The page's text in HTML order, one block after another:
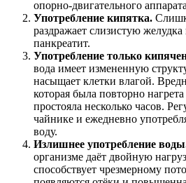
опорно-двигательного
Употребление кипятка.
раздражает слизистую желудка
панкреатит.
Употребление только
вода имеет измененную
насыщает клетки влагой.
которая была повторно
простояла несколько часов.
чайнике и ежедневно
воду.
Излишнее употребление
организме даёт двойную
способствует чрезмерному